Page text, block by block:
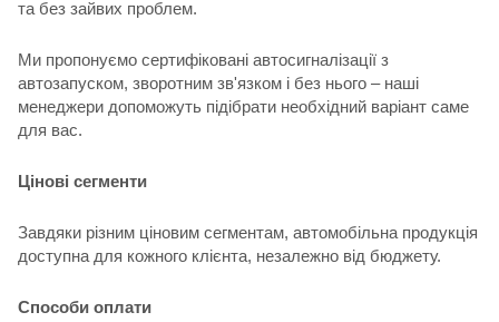
та без зайвих проблем.
Ми пропонуємо сертифіковані автосигналізації з
автозапуском, зворотним зв'язком і без нього – наші
менеджери допоможуть підібрати необхідний варіант саме
для вас.
Цінові сегменти
Завдяки різним ціновим сегментам, автомобільна продукція
доступна для кожного клієнта, незалежно від бюджету.
Способи оплати